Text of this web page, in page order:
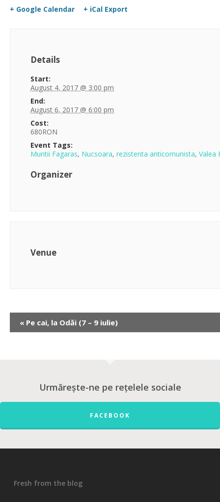
+ Google Calendar + iCal Export
Details
Start:
August 4, 2017 @ 3:00 pm
End:
August 6, 2017 @ 6:00 pm
Cost:
680RON
Event Tags:
Muntii Fagaras, Nucsoara,rezistenta anticomunista,Valea
Organizer
Venue
« Pe cai, la Odăi (7 – 9 iulie)
Urmărește-ne pe rețelele sociale
FACEBOOK
Fresh from the blog